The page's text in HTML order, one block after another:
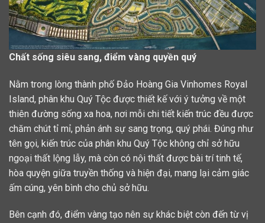
Chất sống siêu sang, điểm vàng quyền quý
Nằm trong lòng thành phố Đảo Hoàng Gia Vinhomes Royal
Island, phân khu Quý Tộc được thiết kế với ý tưởng về một
thiên đường sống xa hoa, nơi mỗi chi tiết kiến trúc đều được
chăm chút tỉ mỉ, phản ánh sự sang trọng, quý phái. Đúng như
tên gọi, kiến trúc của phân khu Quý Tộc không chỉ sở hữu
ngoại thất lộng lẫy, mà còn có nội thất được bài trí tinh tế,
hòa quyện giữa truyền thống và hiện đại, mang lại cảm giác
ấm cúng, yên bình cho chủ sở hữu.
Bên cạnh đó, điểm vàng tạo nên sự khác biệt còn đến từ vị